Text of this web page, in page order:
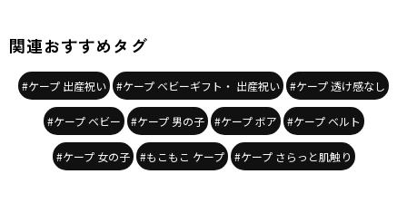
関連おすすめタグ
#ケープ 出産祝い #ケープ ベビーギフト・ 出産祝い #ケープ 透け感なし
#ケープ ベビー #ケープ 男の子 #ケープ ボア #ケープ ベルト
#ケープ 女の子 #もこもこ ケープ #ケープ さらっと肌触り